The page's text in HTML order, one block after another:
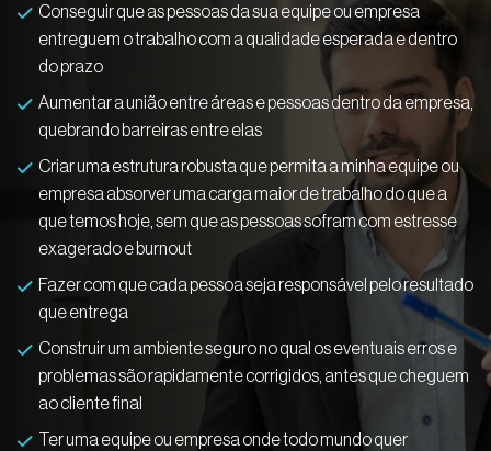
Conseguir que as pessoas da sua equipe ou empresa
entreguem o trabalho com a qualidade esperada e dentro
do prazo
Aumentar a união entre áreas e pessoas dentro da empresa,
quebrando barreiras entre elas
Criar uma estrutura robusta que permita a minha equipe ou
empresa absorver uma carga maior de trabalho do que a
que temos hoje, sem que as pessoas sofram com estresse
exagerado e burnout
Fazer com que cada pessoa seja responsável pelo resultado
que entrega
Construir um ambiente seguro no qual os eventuais erros e
problemas são rapidamente corrigidos, antes que cheguem
ao cliente final
Ter uma equipe ou empresa onde todo mundo quer